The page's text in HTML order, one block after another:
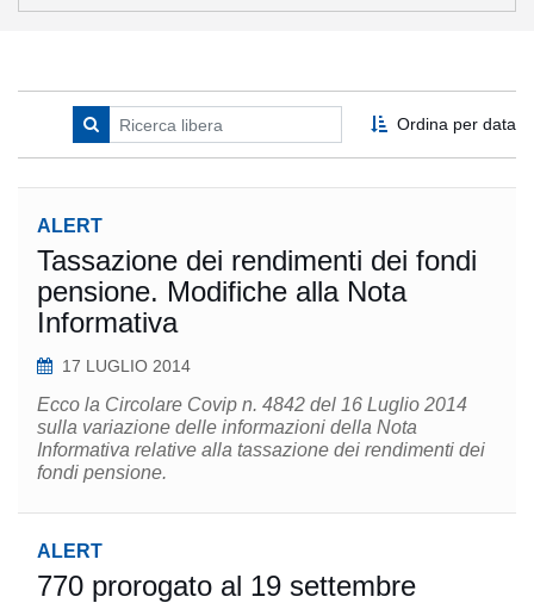
Ordina per data
ALERT
Tassazione dei rendimenti dei fondi
pensione. Modifiche alla Nota
Informativa
17 LUGLIO 2014
Ecco la Circolare Covip n. 4842 del 16 Luglio 2014​
sulla variazione delle informazioni della Nota
Informativa relative alla tassazione dei rendimenti dei
fondi pensione.
ALERT
770 prorogato al 19 settembre